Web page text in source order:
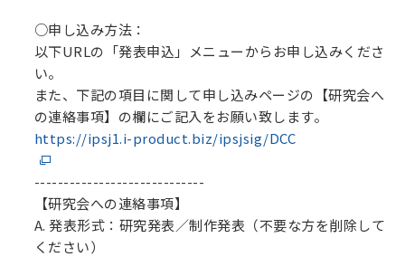
○申し込み方法：
以下URLの「発表申込」メニューからお申し込みくださ
い。
また、下記の項目に関して申し込みページの【研究会へ
の連絡事項】の欄にご記入をお願い致します。
https://ipsj1.i-product.biz/ipsjsig/DCC
-----------------------------
【研究会への連絡事項】
A. 発表形式：研究発表／制作発表（不要な方を削除して
ください）